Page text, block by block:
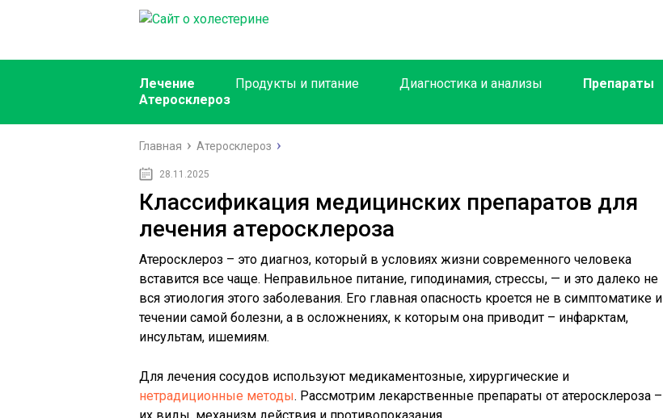
Лечение Продукты и питание Диагностика и анализы Препараты
Атеросклероз
Главная Атеросклероз
28.11.2025
Классификация медицинских препаратов для
лечения атеросклероза
Атеросклероз – это диагноз, который в условиях жизни современного человека
вставится все чаще. Неправильное питание, гиподинамия, стрессы, — и это далеко не
вся этиология этого заболевания. Его главная опасность кроется не в симптоматике и
течении самой болезни, а в осложнениях, к которым она приводит – инфарктам,
инсультам, ишемиям.
Для лечения сосудов используют медикаментозные, хирургические и
нетрадиционные методы. Рассмотрим лекарственные препараты от атеросклероза –